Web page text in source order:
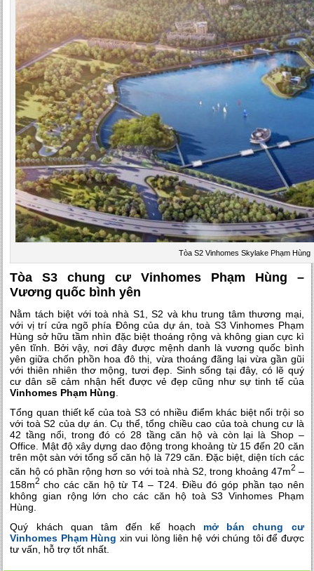
Tòa S2 Vinhomes Skylake Phạm Hùng
Tòa S3 chung cư Vinhomes Phạm Hùng –
Vương quốc bình yên
Nằm tách biệt với toà nhà S1, S2 và khu trung tâm thương mại,
với vị trí cửa ngõ phía Đông của dự án, toà S3 Vinhomes Phạm
Hùng sở hữu tầm nhìn đặc biệt thoáng rộng và không gian cực kì
yên tĩnh. Bởi vậy, nơi đây được mệnh danh là vương quốc bình
yên giữa chốn phồn hoa đô thị, vừa thoáng đãng lại vừa gần gũi
với thiên nhiên thơ mộng, tươi đẹp. Sinh sống tại đây, có lẽ quý
cư dân sẽ cảm nhận hết được vẻ đẹp cũng như sự tinh tế của
Vinhomes Phạm Hùng
Tổng quan thiết kế của toà S3 có nhiều điểm khác biệt nổi trội so
với toà S2 của dự án. Cụ thể, tổng chiều cao của toà chung cư là
42 tầng nổi, trong đó có 28 tầng căn hộ và còn lại là Shop –
Office. Mật độ xây dựng dao động trong khoảng từ 15 đến 20 căn
trên một sàn với tổng số căn hộ là 729 căn. Đặc biệt, diện tích các
căn hộ có phần rộng hơn so với toà nhà S2, trong khoảng 47m2 –
158m2 cho các căn hộ từ T4 – T24. Điều đó góp phần tạo nên
không gian rộng lớn cho các căn hộ toà S3 Vinhomes Phạm
Hùng.
Quý khách quan tâm đến kế hoạch mở bán chung cư
Vinhomes Phạm Hùng xin vui lòng liên hệ với chúng tôi để được
tư vấn, hỗ trợ tốt nhất.